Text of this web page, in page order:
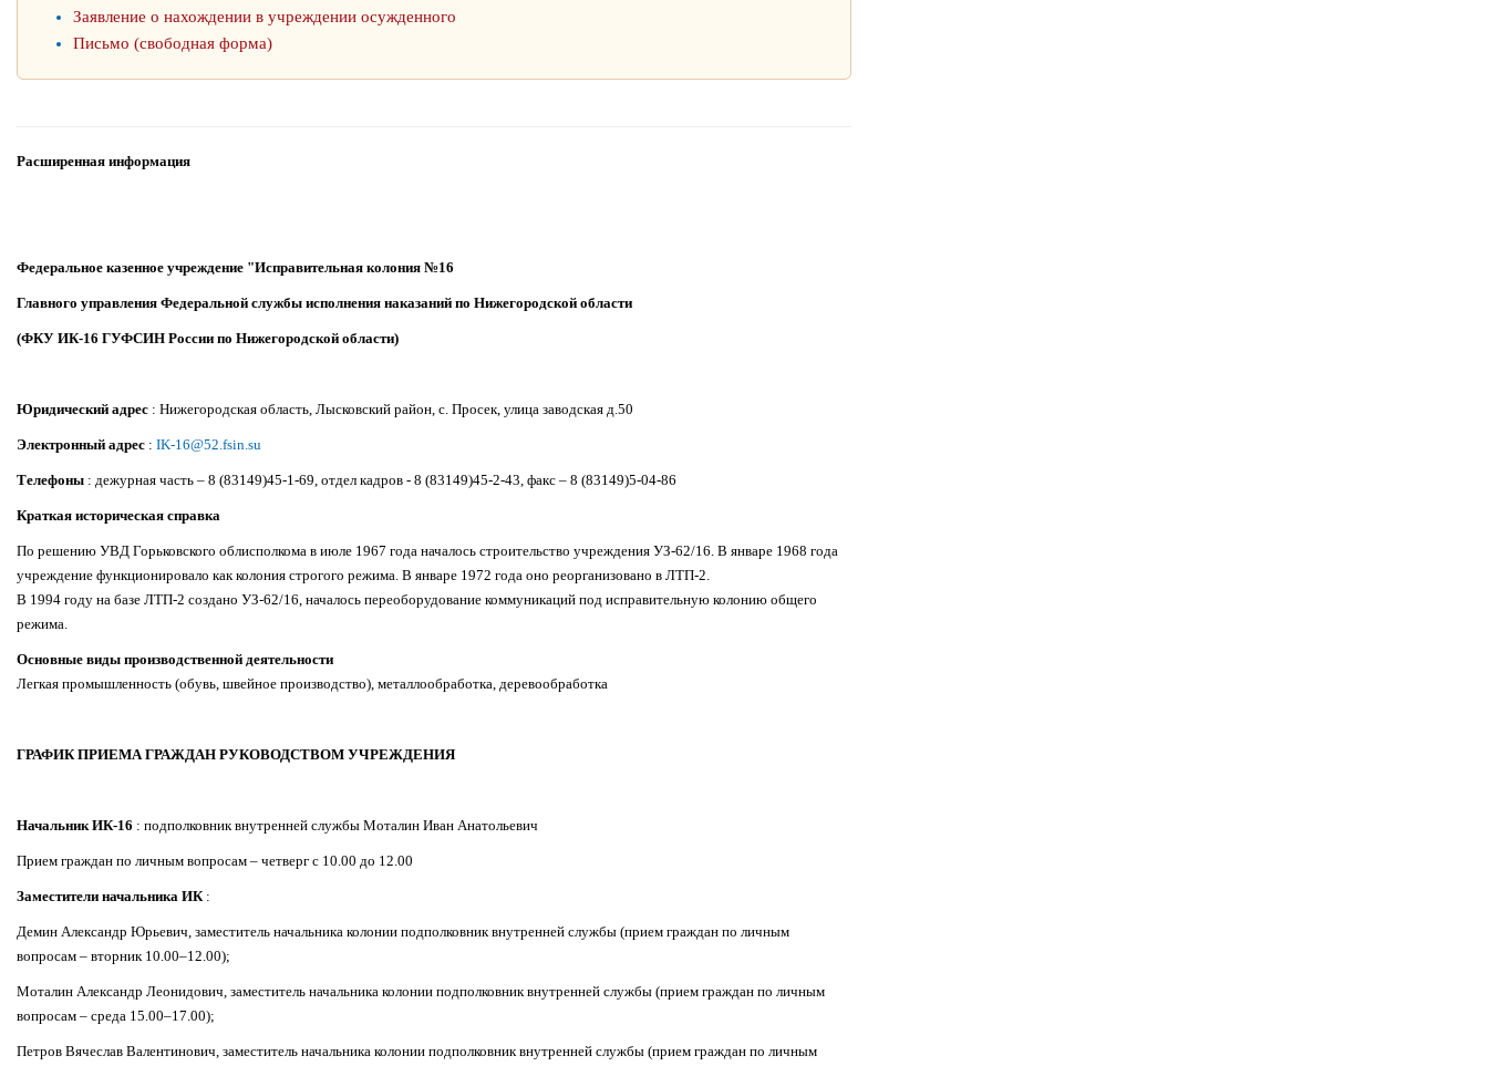
Заявление о нахождении в учреждении осужденного
Письмо (свободная форма)
Расширенная информация
Федеральное казенное учреждение "Исправительная колония №16
Главного управления Федеральной службы исполнения наказаний по Нижегородской области
(ФКУ ИК-16 ГУФСИН России по Нижегородской области)
Юридический адрес : Нижегородская область, Лысковский район, с. Просек, улица заводская д.50
Электронный адрес : IK-16@52.fsin.su
Телефоны : дежурная часть – 8 (83149)45-1-69, отдел кадров - 8 (83149)45-2-43, факс – 8 (83149)5-04-86
Краткая историческая справка
По решению УВД Горьковского облисполкома в июле 1967 года началось строительство учреждения УЗ-62/16. В январе 1968 года
учреждение функционировало как колония строгого режима. В январе 1972 года оно реорганизовано в ЛТП-2.
В 1994 году на базе ЛТП-2 создано УЗ-62/16, началось переоборудование коммуникаций под исправительную колонию общего
режима.
Основные виды производственной деятельности
Легкая промышленность (обувь, швейное производство), металлообработка, деревообработка
ГРАФИК ПРИЕМА ГРАЖДАН РУКОВОДСТВОМ УЧРЕЖДЕНИЯ
Начальник ИК-16 : подполковник внутренней службы Моталин Иван Анатольевич
Прием граждан по личным вопросам – четверг с 10.00 до 12.00
Заместители начальника ИК:
Демин Александр Юрьевич, заместитель начальника колонии подполковник внутренней службы (прием граждан по личным
вопросам – вторник 10.00–12.00);
Моталин Александр Леонидович, заместитель начальника колонии подполковник внутренней службы (прием граждан по личным
вопросам – среда 15.00–17.00);
Петров Вячеслав Валентинович, заместитель начальника колонии подполковник внутренней службы (прием граждан по личным